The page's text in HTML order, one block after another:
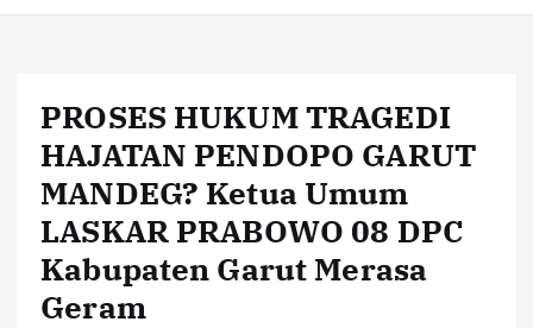
PROSES HUKUM TRAGEDI
HAJATAN PENDOPO GARUT
MANDEG? Ketua Umum
LASKAR PRABOWO 08 DPC
Kabupaten Garut Merasa
Geram